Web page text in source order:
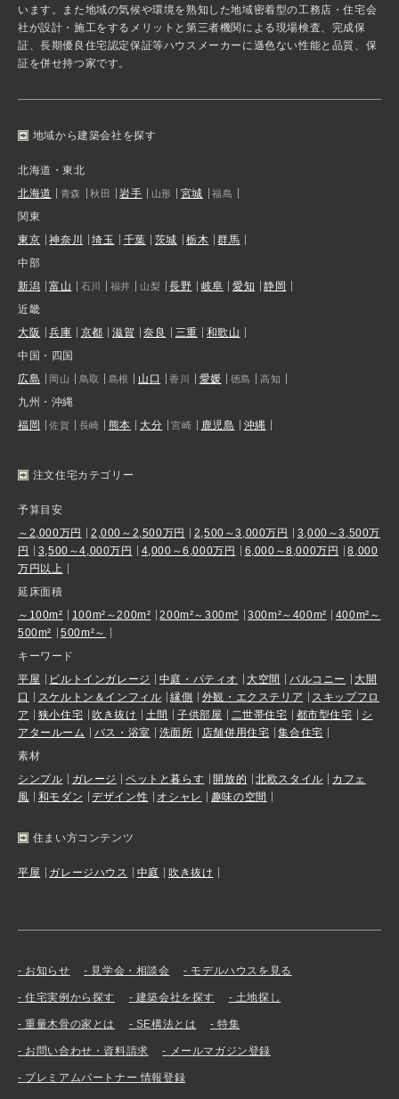
います。また地域の気候や環境を熟知した地域密着型の工務店・住宅会
社が設計・施工をするメリットと第三者機関による現場検査、完成保
証、長期優良住宅認定保証等ハウスメーカーに遜色ない性能と品質、保
証を併せ持つ家です。
地域から建築会社を探す
北海道・東北
北海道
青森 秋田 岩手 山形 宮城 福島
関東
東京
神奈川 埼玉 千葉 茨城 栃木
群馬
中部
新潟
富山 石川 福井 山梨 長野 岐阜 愛知
静岡
近畿
大阪
兵庫 京都 滋賀 奈良 三重
和歌山
中国・四国
広島
岡山 鳥取 島根 山口 香川 愛媛 徳島 高知
九州・沖縄
福岡
佐賀 長崎 熊本 大分 宮崎 鹿児島 沖縄
注文住宅カテゴリー
予算目安
～2,000万円
2,000～2,500万円 2,500～3,000万円
3,000～3,500万
円
3,500～4,000万円 4,000～6,000万円 6,000～8,000万円
8,000
万円以上
延床面積
～100m²
100m²～200m² 200m²～300m² 300m²～400m²
400m²～
500m²
500m²～
キーワード
平屋
ビルトインガレージ 中庭・パティオ 大空間 バルコニー
大開
口
スケルトン＆インフィル 縁側 外観・エクステリア
スキップフロ
ア
狭小住宅 吹き抜け 土間 子供部屋 二世帯住宅 都市型住宅
シ
アタールーム
バス・浴室 洗面所 店舗併用住宅
集合住宅
素材
シンプル
ガレージ ペットと暮らす 開放的 北欧スタイル
カフェ
風
和モダン デザイン性 オシャレ 趣味の空間
住まい方コンテンツ
平屋 ガレージハウス 中庭 吹き抜け
お知らせ 見学会・相談会 モデルハウスを見る
住宅実例から探す 建築会社を探す 土地探し
重量木骨の家とは SE構法とは 特集
お問い合わせ・資料請求 メールマガジン登録
プレミアムパートナー 情報登録